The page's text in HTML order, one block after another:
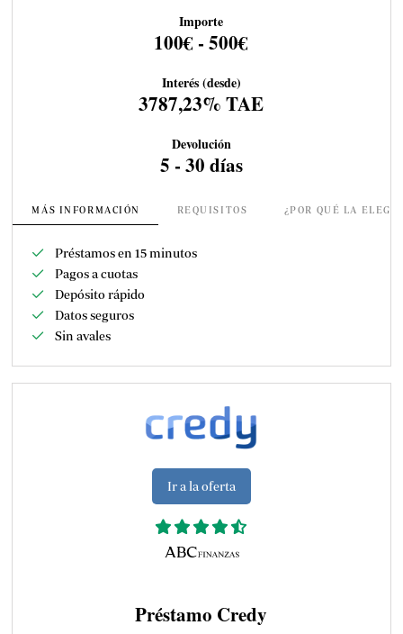
Importe
100€ - 500€
Interés (desde)
3787,23% TAE
Devolución
5 - 30 días
MÁS INFORMACIÓN REQUISITOS ¿POR QUÉ LA
Préstamos en 15 minutos
Pagos a cuotas
Depósito rápido
Datos seguros
Sin avales
Ir a la oferta
Préstamo Credy